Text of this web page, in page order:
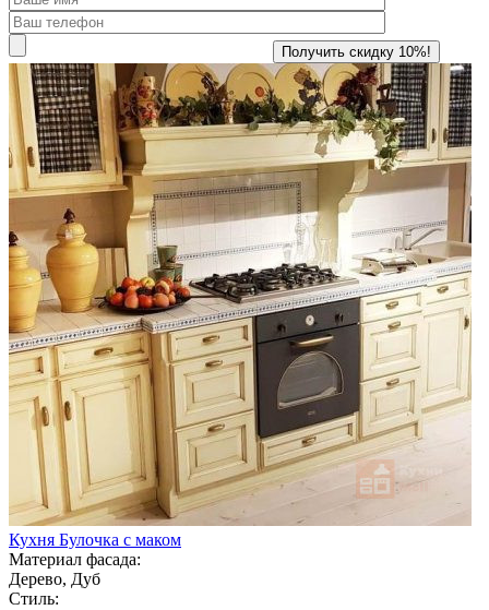
Кухня Булочка с маком
Материал фасада:
Дерево, Дуб
Стиль: